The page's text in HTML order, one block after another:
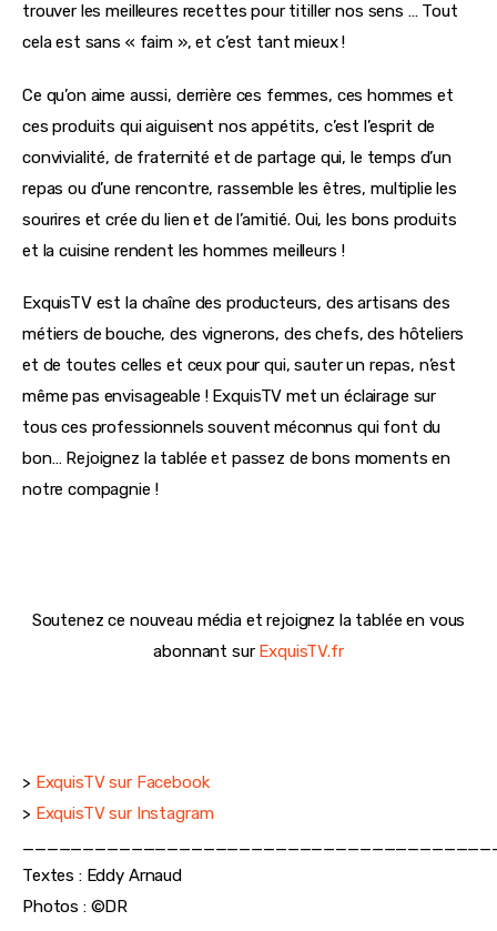
trouver les meilleures recettes pour titiller nos sens … Tout
cela est sans « faim », et c’est tant mieux !
Ce qu’on aime aussi, derrière ces femmes, ces hommes et
ces produits qui aiguisent nos appétits, c’est l’esprit de
convivialité, de fraternité et de partage qui, le temps d’un
repas ou d’une rencontre, rassemble les êtres, multiplie les
sourires et crée du lien et de l’amitié. Oui, les bons produits
et la cuisine rendent les hommes meilleurs !
ExquisTV est la chaîne des producteurs, des artisans des
métiers de bouche, des vignerons, des chefs, des hôteliers
et de toutes celles et ceux pour qui, sauter un repas, n’est
même pas envisageable ! ExquisTV met un éclairage sur
tous ces professionnels souvent méconnus qui font du
bon… Rejoignez la tablée et passez de bons moments en
notre compagnie !
Soutenez ce nouveau média et rejoignez la tablée en vous
abonnant sur ExquisTV.fr
> ExquisTV sur Facebook
> ExquisTV sur Instagram
Textes : Eddy Arnaud
Photos : ©DR